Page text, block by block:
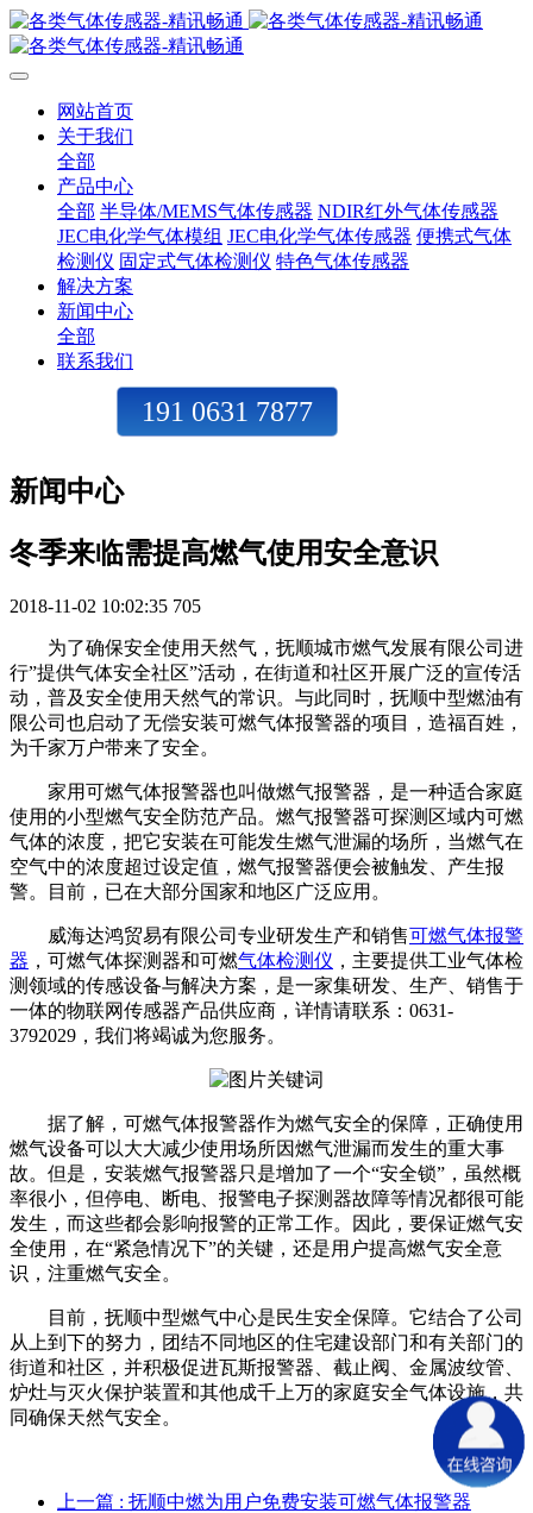
网站首页
关于我们
全部
产品中心
全部 半导体/MEMS气体传感器 NDIR红外气体传感器
JEC电化学气体模组 JEC电化学气体传感器 便携式气体
检测仪 固定式气体检测仪 特色气体传感器
解决方案
新闻中心
全部
联系我们
191 0631 7877
新闻中心
冬季来临需提高燃气使用安全意识
2018-11-02 10:02:35 705
为了确保安全使用天然气，抚顺城市燃气发展有限公司进
行”提供气体安全社区”活动，在街道和社区开展广泛的宣传活
动，普及安全使用天然气的常识。与此同时，抚顺中型燃油有
限公司也启动了无偿安装可燃气体报警器的项目，造福百姓，
为千家万户带来了安全。
家用可燃气体报警器也叫做燃气报警器，是一种适合家庭
使用的小型燃气安全防范产品。燃气报警器可探测区域内可燃
气体的浓度，把它安装在可能发生燃气泄漏的场所，当燃气在
空气中的浓度超过设定值，燃气报警器便会被触发、产生报
警。目前，已在大部分国家和地区广泛应用。
威海达鸿贸易有限公司专业研发生产和销售可燃气体报警
器 ，可燃气体探测器和可燃气体检测仪 ，主要提供工业气体检
测领域的传感设备与解决方案，是一家集研发、生产、销售于
一体的物联网传感器产品供应商，详情请联系：0631-
3792029，我们将竭诚为您服务。
据了解，可燃气体报警器作为燃气安全的保障，正确使用
燃气设备可以大大减少使用场所因燃气泄漏而发生的重大事
故。但是，安装燃气报警器只是增加了一个“安全锁”，虽然概
率很小，但停电、断电、报警电子探测器故障等情况都很可能
发生，而这些都会影响报警的正常工作。因此，要保证燃气安
全使用，在“紧急情况下”的关键，还是用户提高燃气安全意
识，注重燃气安全。
目前，抚顺中型燃气中心是民生安全保障。它结合了公司
从上到下的努力，团结不同地区的住宅建设部门和有关部门的
街道和社区，并积极促进瓦斯报警器、截止阀、金属波纹管、
炉灶与灭火保护装置和其他成千上万的家庭安全气体设施，共
同确保天然气安全。
上一篇 : 抚顺中燃为用户免费安装可燃气体报警器